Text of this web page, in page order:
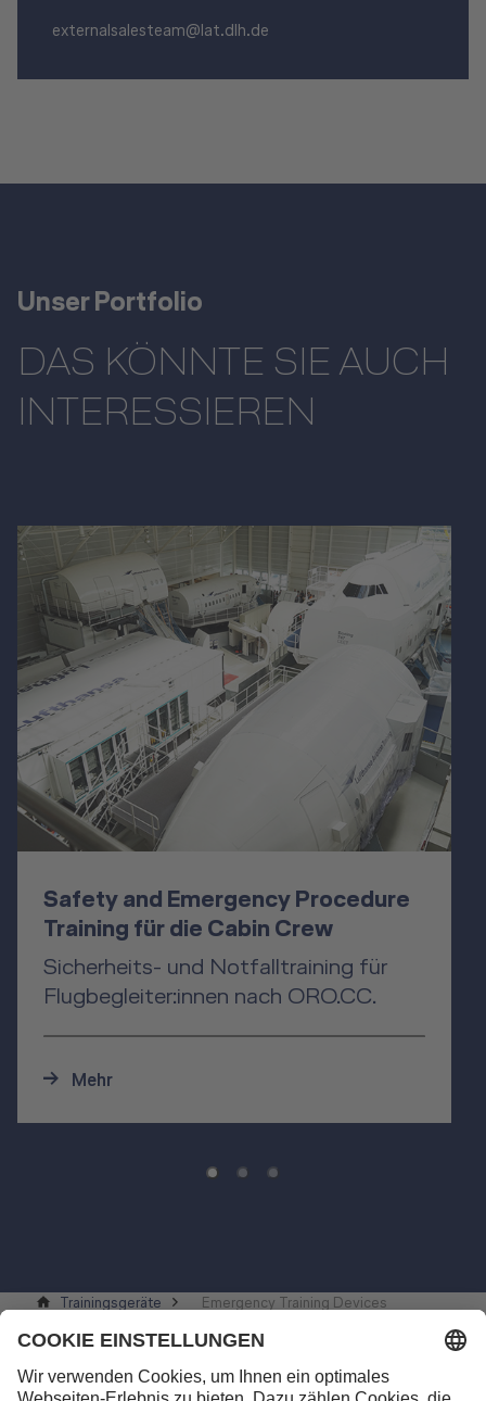
externalsalesteam@lat.dlh.de
Unser Portfolio
DAS KÖNNTE SIE AUCH
INTERESSIEREN
Safety and Emergency Procedure
Training für die Cabin Crew
Sicherheits- und Notfalltraining für
Flugbegleiter:innen nach ORO.CC.
Mehr
Trainingsgeräte Emergency Training Devices